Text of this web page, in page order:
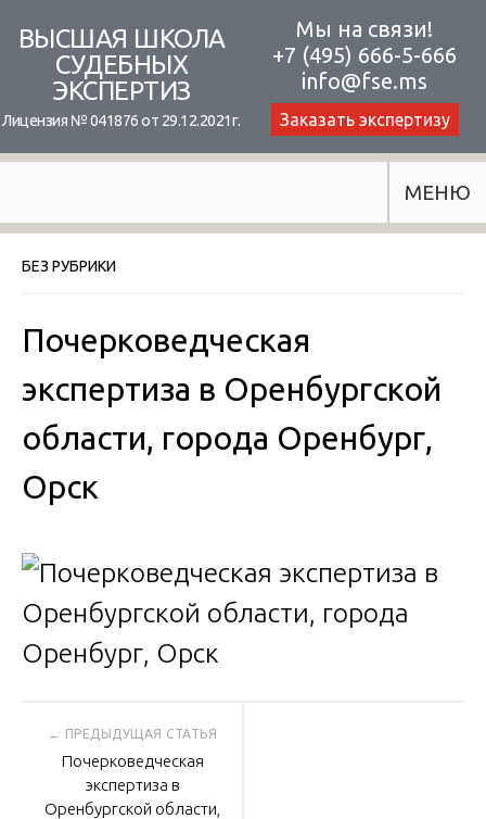
content
ВЫСШАЯ ШКОЛА
СУДЕБНЫХ
ЭКСПЕРТИЗ
Лицензия № 041876 от 29.12.2021г.
Мы на связи!
+7 (495) 666-5-666
info@fse.ms
Заказать экспертизу
МЕНЮ
БЕЗ РУБРИКИ
Почерковедческая
экспертиза в Оренбургской
области, города Оренбург,
Орск
Навигация
по
Почерковедческая
экспертиза в
Оренбургской области,